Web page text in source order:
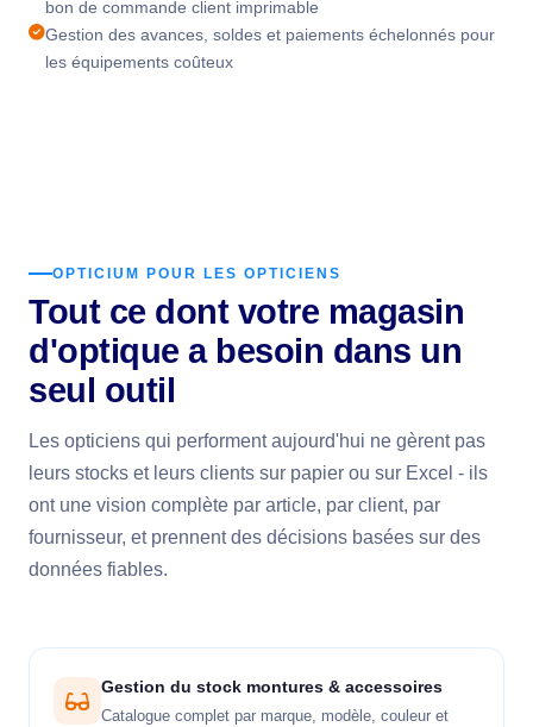
bon de commande client imprimable
Gestion des avances, soldes et paiements échelonnés pour
les équipements coûteux
OPTICIUM POUR LES OPTICIENS
Tout ce dont votre magasin
d'optique a besoin dans un
seul outil
Les opticiens qui performent aujourd'hui ne gèrent pas
leurs stocks et leurs clients sur papier ou sur Excel - ils
ont une vision complète par article, par client, par
fournisseur, et prennent des décisions basées sur des
données fiables.
Gestion du stock montures & accessoires
Catalogue complet par marque, modèle, couleur et